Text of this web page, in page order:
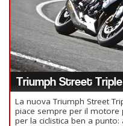
Triumph Street Triple
La nuova Triumph Street
piace sempre per il
per la ciclistica ben a